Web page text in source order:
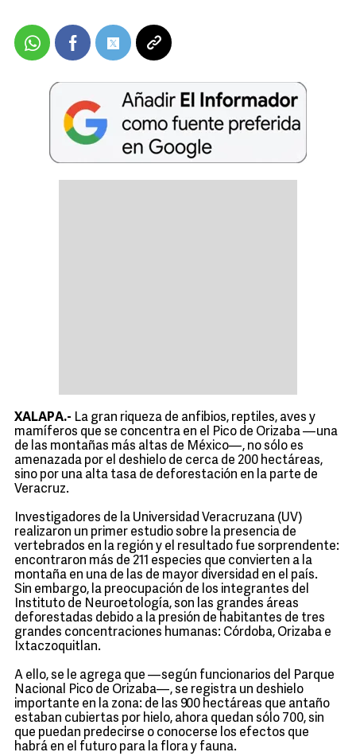
XALAPA.- La gran riqueza de anfibios, reptiles, aves y
mamíferos que se concentra en el Pico de Orizaba —una
de las montañas más altas de México—, no sólo es
amenazada por el deshielo de cerca de 200 hectáreas,
sino por una alta tasa de deforestación en la parte de
Veracruz.
Investigadores de la Universidad Veracruzana (UV)
realizaron un primer estudio sobre la presencia de
vertebrados en la región y el resultado fue sorprendente:
encontraron más de 211 especies que convierten a la
montaña en una de las de mayor diversidad en el país.
Sin embargo, la preocupación de los integrantes del
Instituto de Neuroetología, son las grandes áreas
deforestadas debido a la presión de habitantes de tres
grandes concentraciones humanas: Córdoba, Orizaba e
Ixtaczoquitlan.
A ello, se le agrega que —según funcionarios del Parque
Nacional Pico de Orizaba—, se registra un deshielo
importante en la zona: de las 900 hectáreas que antaño
estaban cubiertas por hielo, ahora quedan sólo 700, sin
que puedan predecirse o conocerse los efectos que
habrá en el futuro para la flora y fauna.